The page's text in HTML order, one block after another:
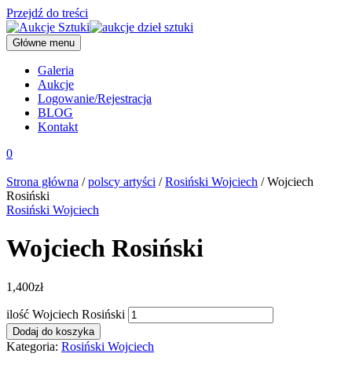
Przejdź do treści
Główne menu
Galeria
Aukcje
Logowanie/Rejestracja
BLOG
Kontakt
0
Strona główna /polscy artyści /Rosiński Wojciech / Wojciech
Rosiński
Rosiński Wojciech
Wojciech Rosiński
1,400zł
ilość Wojciech Rosiński
Dodaj do koszyka
Kategoria: Rosiński Wojciech